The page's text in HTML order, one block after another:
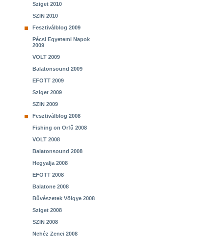
Sziget 2010
SZIN 2010
Fesztiválblog 2009
Pécsi Egyetemi Napok
2009
VOLT 2009
Balatonsound 2009
EFOTT 2009
Sziget 2009
SZIN 2009
Fesztiválblog 2008
Fishing on Orfű 2008
VOLT 2008
Balatonsound 2008
Hegyalja 2008
EFOTT 2008
Balatone 2008
Bűvészetek Völgye 2008
Sziget 2008
SZIN 2008
Nehéz Zenei 2008